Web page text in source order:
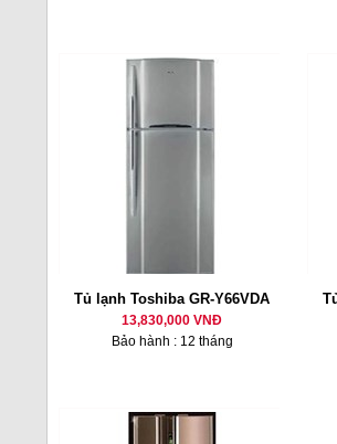
Tủ lạnh Toshiba GR-Y66VDA
13,830,000 VNĐ
Bảo hành : 12 tháng